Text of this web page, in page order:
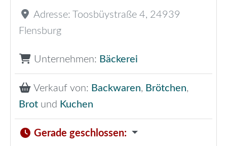
Adresse: Toosbüystraße 4, 24939
Flensburg
Unternehmen: Bäckerei
Verkauf von: Backwaren, Brötchen,
Brot und Kuchen
Gerade geschlossen: